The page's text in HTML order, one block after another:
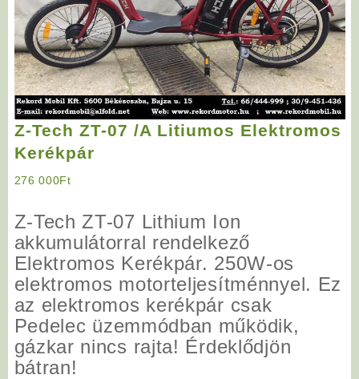
Z-Tech ZT-07 /A Litiumos Elektromos
Kerékpár
276 000Ft
Z-Tech ZT-07 Lithium Ion
akkumulátorral rendelkező
Elektromos Kerékpár. 250W-os
elektromos motorteljesítménnyel. Ez
az elektromos kerékpár csak
Pedelec üzemmódban működik,
gázkar nincs rajta! Érdeklődjön
bátran!